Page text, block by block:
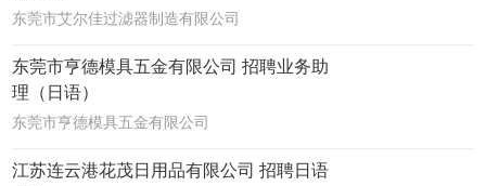
东莞市艾尔佳过滤器制造有限公司
东莞市亨德模具五金有限公司 招聘业务助
理（日语）
东莞市亨德模具五金有限公司
江苏连云港花茂日用品有限公司 招聘日语